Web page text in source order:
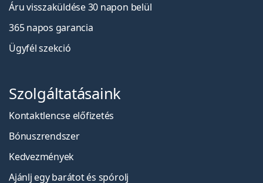
Áru visszaküldése 30 napon belül
365 napos garancia
Ügyfél szekció
Szolgáltatásaink
Kontaktlencse előfizetés
Bónuszrendszer
Kedvezmények
Ajánlj egy barátot és spórolj